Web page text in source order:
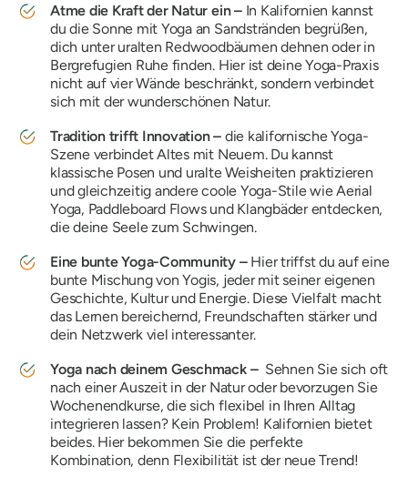
Atme die Kraft der Natur ein – In Kalifornien kannst
du die Sonne mit Yoga an Sandstränden begrüßen,
dich unter uralten Redwoodbäumen dehnen oder in
Bergrefugien Ruhe finden. Hier ist deine Yoga-Praxis
nicht auf vier Wände beschränkt, sondern verbindet
sich mit der wunderschönen Natur.
Tradition trifft Innovation – die kalifornische Yoga-
Szene verbindet Altes mit Neuem. Du kannst
klassische Posen und uralte Weisheiten praktizieren
und gleichzeitig andere coole Yoga-Stile wie Aerial
Yoga, Paddleboard Flows und Klangbäder entdecken,
die deine Seele zum Schwingen.
Eine bunte Yoga-Community – Hier triffst du auf eine
bunte Mischung von Yogis, jeder mit seiner eigenen
Geschichte, Kultur und Energie. Diese Vielfalt macht
das Lernen bereichernd, Freundschaften stärker und
dein Netzwerk viel interessanter.
Yoga nach deinem Geschmack – Sehnen Sie sich oft
nach einer Auszeit in der Natur oder bevorzugen Sie
Wochenendkurse, die sich flexibel in Ihren Alltag
integrieren lassen? Kein Problem! Kalifornien bietet
beides. Hier bekommen Sie die perfekte
Kombination, denn Flexibilität ist der neue Trend!